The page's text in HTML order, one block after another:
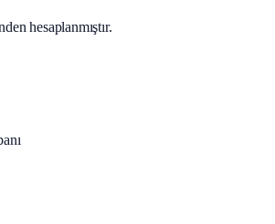
hesaplanmıştır.